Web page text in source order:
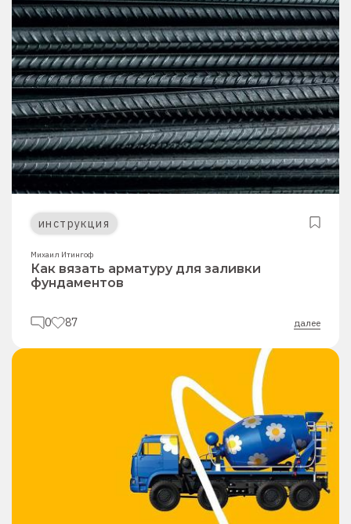
инструкция
Михаил Итингоф
Как вязать арматуру для заливки
фундаментов
0 87 далее